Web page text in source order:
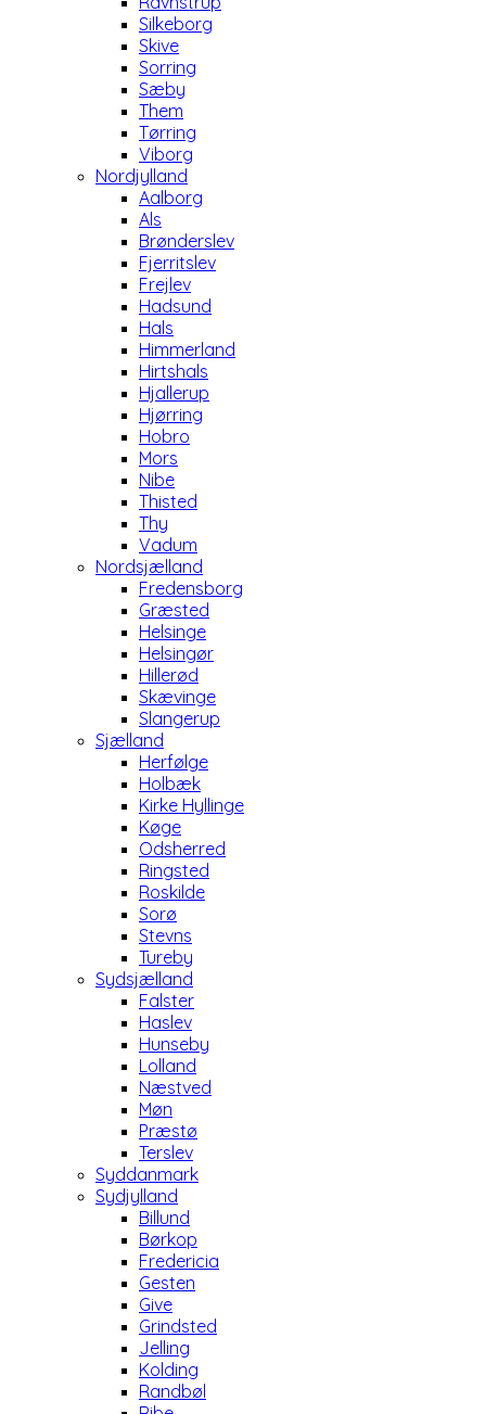
Silkeborg
Skive
Sorring
Sæby
Them
Tørring
Viborg
Nordjylland
Aalborg
Als
Brønderslev
Fjerritslev
Frejlev
Hadsund
Hals
Himmerland
Hirtshals
Hjallerup
Hjørring
Hobro
Mors
Nibe
Thisted
Thy
Vadum
Nordsjælland
Fredensborg
Græsted
Helsinge
Helsingør
Hillerød
Skævinge
Slangerup
Sjælland
Herfølge
Holbæk
Kirke Hyllinge
Køge
Odsherred
Ringsted
Roskilde
Sorø
Stevns
Tureby
Sydsjælland
Falster
Haslev
Hunseby
Lolland
Næstved
Møn
Præstø
Terslev
Syddanmark
Sydjylland
Billund
Børkop
Fredericia
Gesten
Give
Grindsted
Jelling
Kolding
Randbøl